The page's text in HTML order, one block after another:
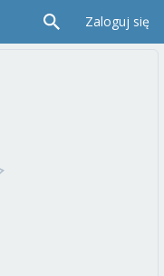
Zaloguj się